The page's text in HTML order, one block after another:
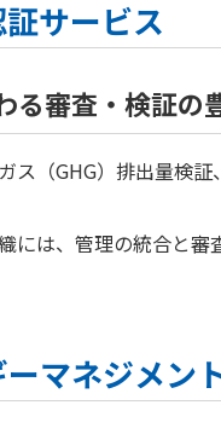
サービス
審査・検証の
ス（GHG）排出量検
には、管理の統合と審
マネジメン